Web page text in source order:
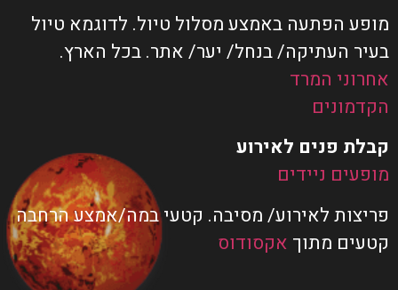
מופע הפתעה באמצע מסלול טיול. לדוגמא טיול
בעיר העתיקה/ בנחל/ יער/ אתר. בכל הארץ.
אחרוני המרד
הקדמונים
קבלת פנים לאירוע
מופעים ניידים
פריצות לאירוע/ מסיבה. קטעי במה/אמצע הרחבה
קטעים מתוך אקסודוס